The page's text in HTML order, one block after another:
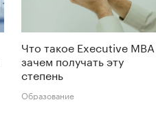
Что такое Executive
зачем получать эту
степень
Образование